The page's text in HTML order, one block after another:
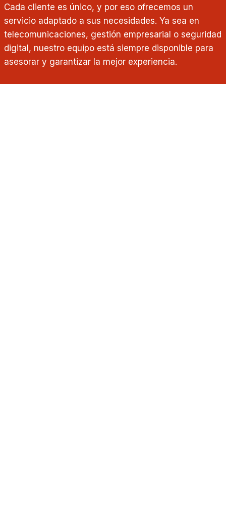
Cada cliente es único, y por eso ofrecemos un
servicio adaptado a sus necesidades. Ya sea en
telecomunicaciones, gestión empresarial o seguridad
digital, nuestro equipo está siempre disponible para
asesorar y garantizar la mejor experiencia.